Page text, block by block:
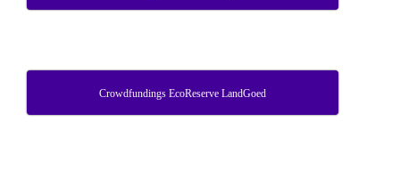
Crowdfundings EcoReserve LandGoed